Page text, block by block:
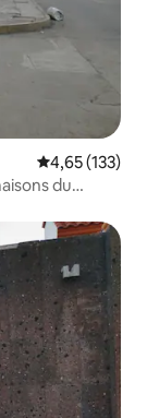
Évaluation
4,65 (133)
du